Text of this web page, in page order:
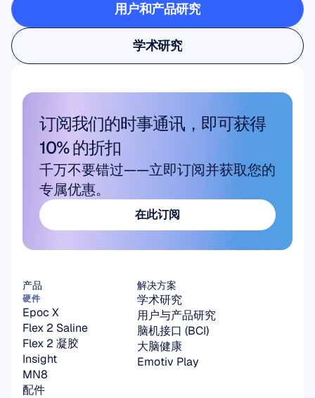
用户和产品研究
用户和产品研究
学术研究
学术研究
订阅我们的时事通讯，即可获得
10% 的折扣
千万不要错过——立即订阅并获取您的
专属优惠。
在此订阅
解决方案
学术研究
用户与产品研究
脑机接口 (BCI)
大脑健康
Emotiv Play
产品
硬件
Epoc X
Flex 2 Saline
Flex 2 凝胶
Insight
MN8
配件